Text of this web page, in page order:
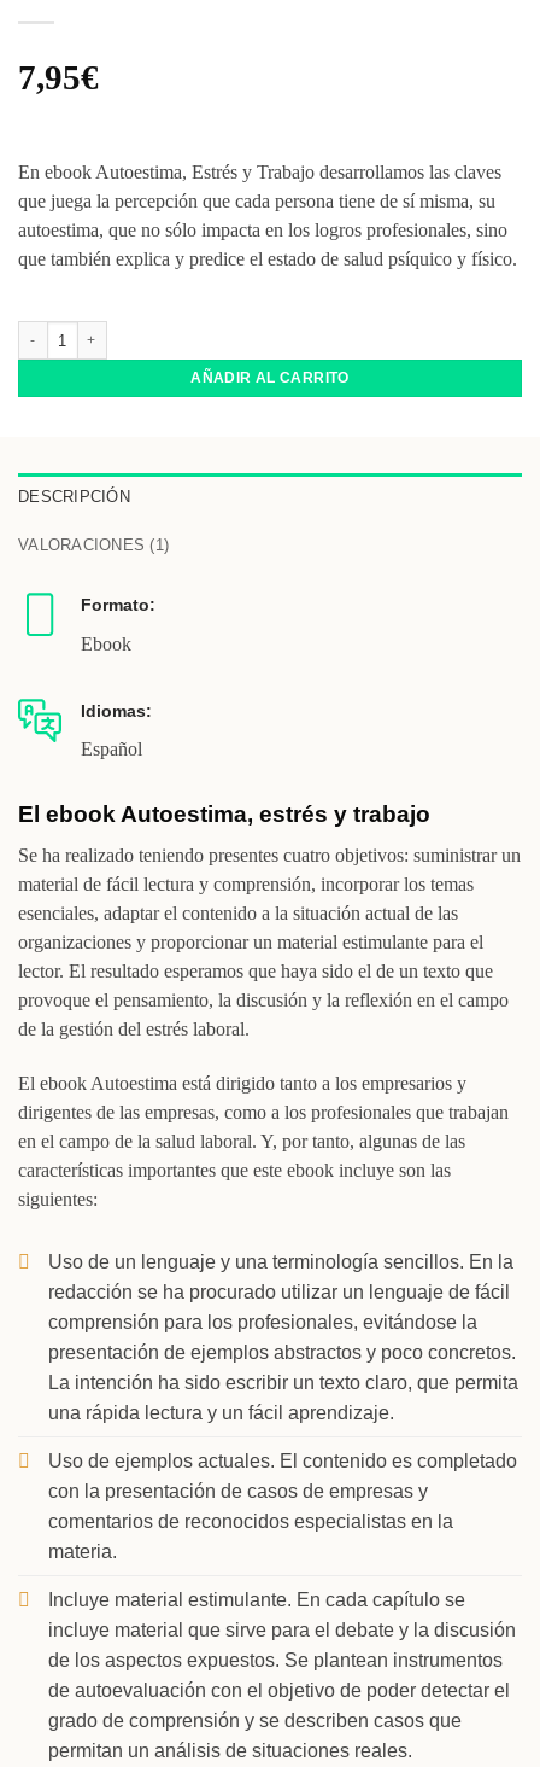
7,95€
En ebook Autoestima, Estrés y Trabajo desarrollamos las claves
que juega la percepción que cada persona tiene de sí misma, su
autoestima, que no sólo impacta en los logros profesionales, sino
que también explica y predice el estado de salud psíquico y físico.
AÑADIR AL CARRITO
DESCRIPCIÓN
VALORACIONES (1)
Formato:
Ebook
Idiomas:
Español
El ebook Autoestima, estrés y trabajo
Se ha realizado teniendo presentes cuatro objetivos: suministrar un
material de fácil lectura y comprensión, incorporar los temas
esenciales, adaptar el contenido a la situación actual de las
organizaciones y proporcionar un material estimulante para el
lector. El resultado esperamos que haya sido el de un texto que
provoque el pensamiento, la discusión y la reflexión en el campo
de la gestión del estrés laboral.
El ebook Autoestima está dirigido tanto a los empresarios y
dirigentes de las empresas, como a los profesionales que trabajan
en el campo de la salud laboral. Y, por tanto, algunas de las
características importantes que este ebook incluye son las
siguientes:
Uso de un lenguaje y una terminología sencillos. En la
redacción se ha procurado utilizar un lenguaje de fácil
comprensión para los profesionales, evitándose la
presentación de ejemplos abstractos y poco concretos.
La intención ha sido escribir un texto claro, que permita
una rápida lectura y un fácil aprendizaje.
Uso de ejemplos actuales. El contenido es completado
con la presentación de casos de empresas y
comentarios de reconocidos especialistas en la
materia.
Incluye material estimulante. En cada capítulo se
incluye material que sirve para el debate y la discusión
de los aspectos expuestos. Se plantean instrumentos
de autoevaluación con el objetivo de poder detectar el
grado de comprensión y se describen casos que
permitan un análisis de situaciones reales.